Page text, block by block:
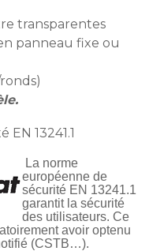
transparentes
panneau fixe ou
13241.1
La norme
européenne de
sécurité EN 13241.1
garantit la sécurité
des utilisateurs. Ce
avoir optenu
(CSTB…).